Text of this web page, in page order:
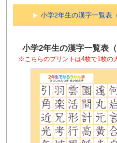
小学2年生の漢字一覧表
小学2年生の漢字一覧表
※こちらのプリントは4枚で1枚の